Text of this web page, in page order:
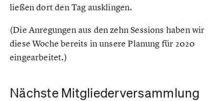
ließen dort den Tag ausklingen.
(Die Anregungen aus den zehn Sessions haben wir
diese Woche bereits in unsere Planung für 2020
eingearbeitet.)
Nächste Mitgliederversammlung